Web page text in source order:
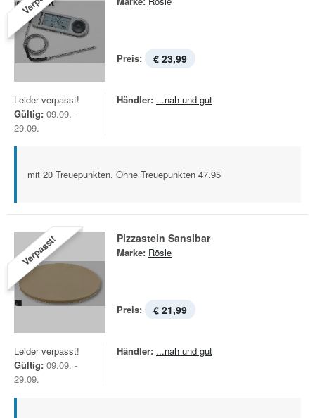
Preis: € 23,99
Leider verpasst!
Gültig: 09.09. -
29.09.
Händler: ...nah und gut
mit 20 Treuepunkten. Ohne Treuepunkten 47.95
Verpasst! Pizzastein Sansibar
Marke: Rösle
Preis: € 21,99
Leider verpasst!
Gültig: 09.09. -
29.09.
Händler: ...nah und gut